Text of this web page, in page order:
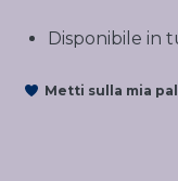
Disponibile in
Metti sulla mia